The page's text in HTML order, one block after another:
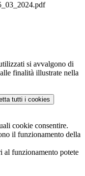
si avvalgono di
finalità illustrate nella
tutti i cookies
cookie consentire.
il funzionamento della
al funzionamento potete